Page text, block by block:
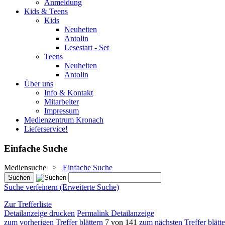
Anmeldung
Kids & Teens
Kids
Neuheiten
Antolin
Lesestart - Set
Teens
Neuheiten
Antolin
Über uns
Info & Kontakt
Mitarbeiter
Impressum
Medienzentrum Kronach
Lieferservice!
Einfache Suche
Mediensuche > Einfache Suche
Suche verfeinern (Erweiterte Suche)
Zur Trefferliste
Detailanzeige drucken Permalink Detailanzeige
zum vorherigen Treffer blättern 7 von 141 zum nächsten Treffer